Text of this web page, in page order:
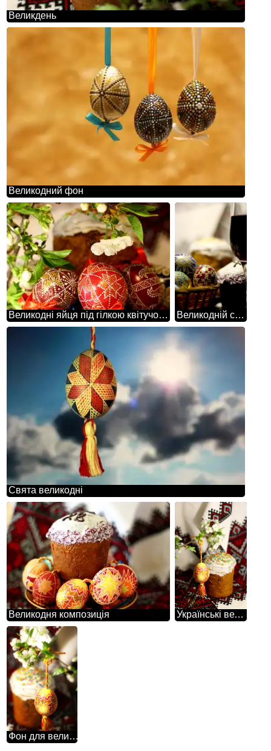
Великдень
Великодний фон
Великодні яйця під гілкою квітучого дерева Великодній сніданок
Свята великодні
Великодня композиція Українські великодні традиції
Фон для великодньої листівки